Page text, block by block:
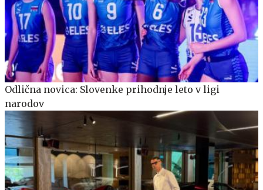
Odlična novica: Slovenke prihodnje leto v ligi
narodov